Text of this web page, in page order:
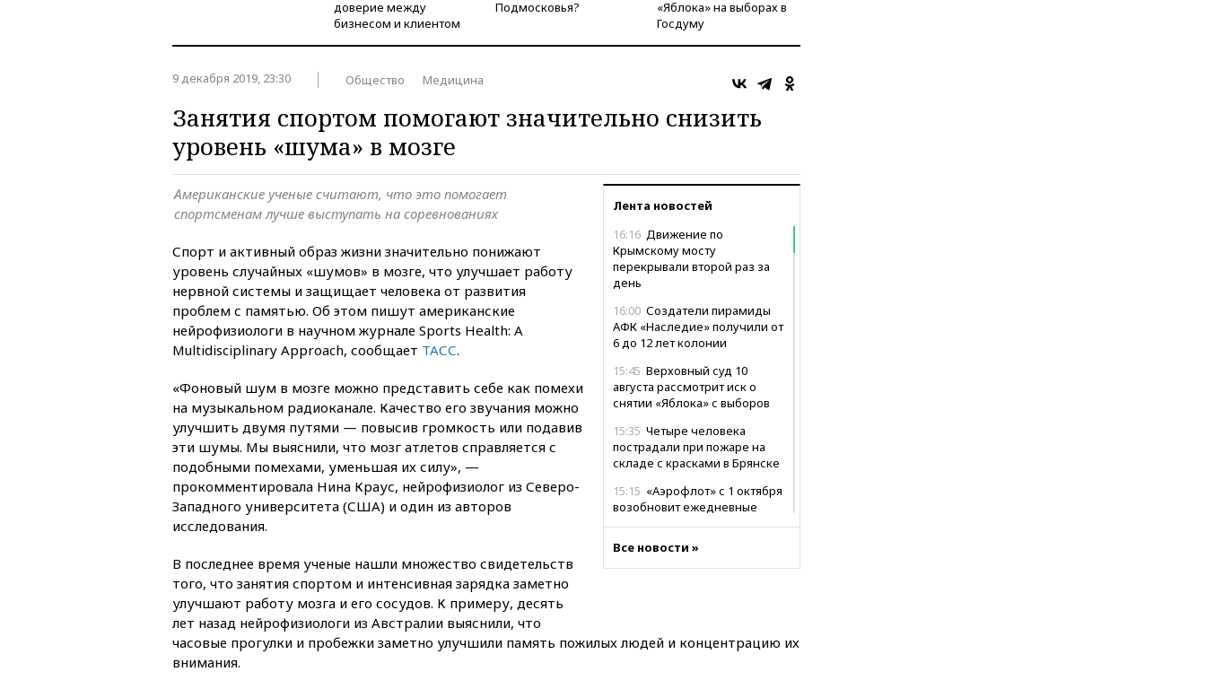
доверие между
бизнесом и клиентом
Подмосковья?
«Яблока» на выборах в
Госдуму
9 декабря 2019, 23:30 Общество Медицина
Занятия спортом помогают значительно снизить
уровень «шума» в мозге
Лента новостей
16:16 Движение по
Крымскому мосту
перекрывали второй раз за
день
16:00 Создатели пирамиды
АФК «Наследие» получили от
6 до 12 лет колонии
15:45 Верховный суд 10
августа рассмотрит иск о
снятии «Яблока» с выборов
15:35 Четыре человека
пострадали при пожаре на
складе с красками в Брянске
15:15 «Аэрофлот» с 1 октября
возобновит ежедневные
14:52 Турция, Саудовская
Аравия и Пакистан
Books получил условный срок
Все новости »
Американские ученые считают, что это помогает
спортсменам лучше выступать на соревнованиях
Спорт и активный образ жизни значительно понижают
уровень случайных «шумов» в мозге, что улучшает работу
нервной системы и защищает человека от развития
проблем с памятью. Об этом пишут американские
нейрофизиологи в научном журнале Sports Health: A
Multidisciplinary Approach, сообщает ТАСС.
«Фоновый шум в мозге можно представить себе как помехи
на музыкальном радиоканале. Качество его звучания можно
улучшить двумя путями — повысив громкость или подавив
эти шумы. Мы выяснили, что мозг атлетов справляется с
подобными помехами, уменьшая их силу», —
прокомментировала Нина Краус, нейрофизиолог из Северо-
Западного университета (США) и один из авторов
исследования.
В последнее время ученые нашли множество свидетельств
того, что занятия спортом и интенсивная зарядка заметно
улучшают работу мозга и его сосудов. К примеру, десять
лет назад нейрофизиологи из Австралии выяснили, что
часовые прогулки и пробежки заметно улучшили память пожилых людей и концентрацию их
внимания.